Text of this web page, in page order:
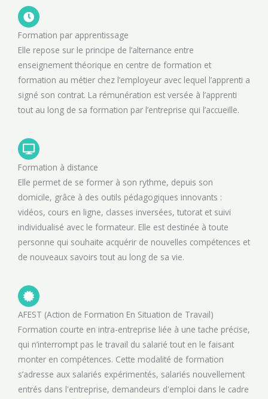
Formation par apprentissage
Elle repose sur le principe de l’alternance entre
enseignement théorique en centre de formation et
formation au métier chez l’employeur avec lequel l’apprenti a
signé son contrat. La rémunération est versée à l’apprenti
tout au long de sa formation par l’entreprise qui l’accueille.
Formation à distance
Elle permet de se former à son rythme, depuis son
domicile, grâce à des outils pédagogiques innovants :
vidéos, cours en ligne, classes inversées, tutorat et suivi
individualisé avec le formateur. Elle est destinée à toute
personne qui souhaite acquérir de nouvelles compétences et
de nouveaux savoirs tout au long de sa vie.
AFEST (Action de Formation En Situation de Travail)
Formation courte en intra-entreprise liée à une tache précise,
qui n’interrompt pas le travail du salarié tout en le faisant
monter en compétences. Cette modalité de formation
s’adresse aux salariés expérimentés, salariés nouvellement
entrés dans l'entreprise, demandeurs d'emploi dans le cadre